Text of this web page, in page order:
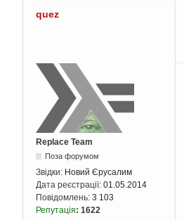
quez
Replace Team
Поза форумом
Звідки: Новий Єрусалим
Дата реєстрації: 01.05.2014
Повідомлень: 3 103
Репутація: 1622